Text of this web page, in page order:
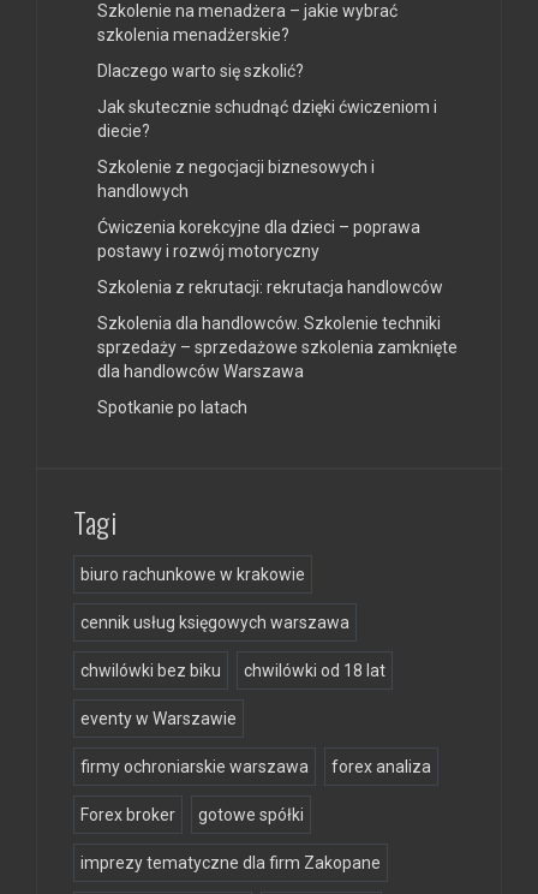
Szkolenie na menadżera – jakie wybrać
szkolenia menadżerskie?
Dlaczego warto się szkolić?
Jak skutecznie schudnąć dzięki ćwiczeniom i
diecie?
Szkolenie z negocjacji biznesowych i
handlowych
Ćwiczenia korekcyjne dla dzieci – poprawa
postawy i rozwój motoryczny
Szkolenia z rekrutacji: rekrutacja handlowców
Szkolenia dla handlowców. Szkolenie techniki
sprzedaży – sprzedażowe szkolenia zamknięte
dla handlowców Warszawa
Spotkanie po latach
Tagi
biuro rachunkowe w krakowie
cennik usług księgowych warszawa
chwilówki bez biku chwilówki od 18 lat
eventy w Warszawie
firmy ochroniarskie warszawa forex analiza
Forex broker gotowe spółki
imprezy tematyczne dla firm Zakopane